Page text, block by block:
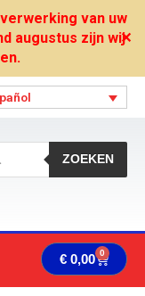
van uw
augustus zijn wij✕
ZOEKEN
€ 0,00 0